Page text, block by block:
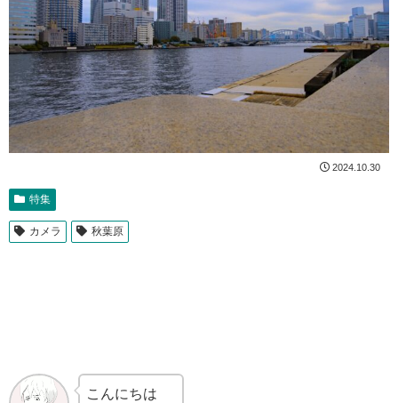
2024.10.30
特集
カメラ 秋葉原
こんにちは